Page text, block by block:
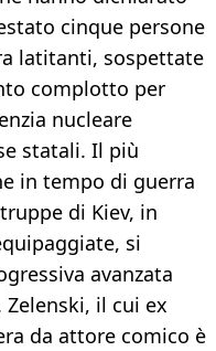
cinque persone
latitanti, sospettate
complotto per
nucleare
statali. Il più
in tempo di guerra
di Kiev, in
si
avanzata
il cui ex
da attore comico è